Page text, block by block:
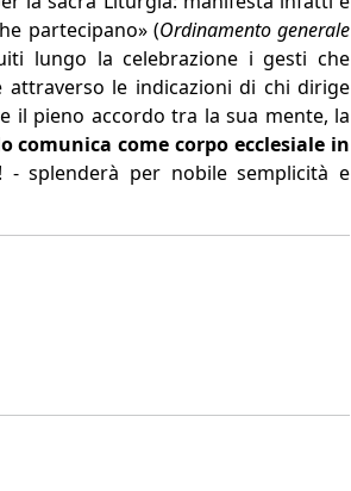
partecipano» (Ordinamento generale
lungo la celebrazione i gesti che
attraverso le indicazioni di chi dirige
il pieno accordo tra la sua mente, la
comunica come corpo ecclesiale in
splenderà per nobile semplicità e